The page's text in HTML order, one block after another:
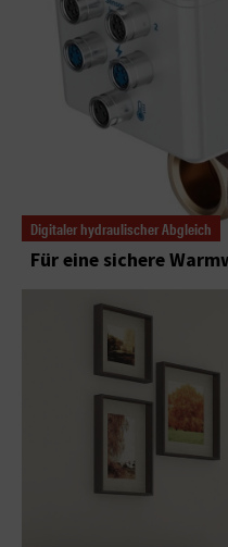
Digitaler hydraulischer Abgleich
Für eine sichere